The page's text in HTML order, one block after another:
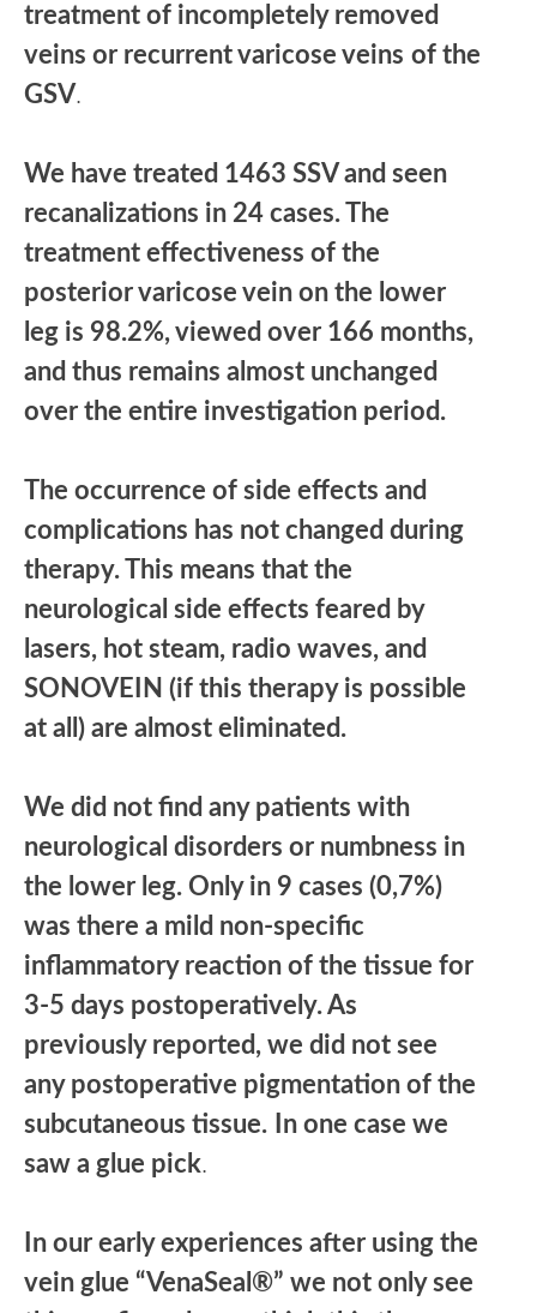
treatment of incompletely removed
veins or recurrent varicose veins of the
GSV.
We have treated 1463 SSV and seen
recanalizations in 24 cases. The
treatment effectiveness of the
posterior varicose vein on the lower
leg is 98.2%, viewed over 166 months,
and thus remains almost unchanged
over the entire investigation period.
The occurrence of side effects and
complications has not changed during
therapy. This means that the
neurological side effects feared by
lasers, hot steam, radio waves, and
SONOVEIN (if this therapy is possible
at all) are almost eliminated.
We did not find any patients with
neurological disorders or numbness in
the lower leg. Only in 9 cases (0,7%)
was there a mild non-specific
inflammatory reaction of the tissue for
3-5 days postoperatively. As
previously reported, we did not see
any postoperative pigmentation of the
subcutaneous tissue.
In one case we
saw a glue pick.
In our early experiences after using the
vein glue “VenaSeal®” we not only see